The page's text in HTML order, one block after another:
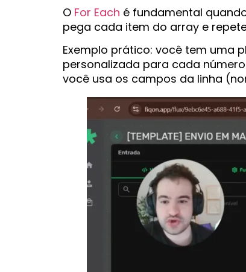
O For Each é fundamental
pega cada item do array e
Exemplo prático: você tem uma
personalizada para cada
você usa os campos da linha